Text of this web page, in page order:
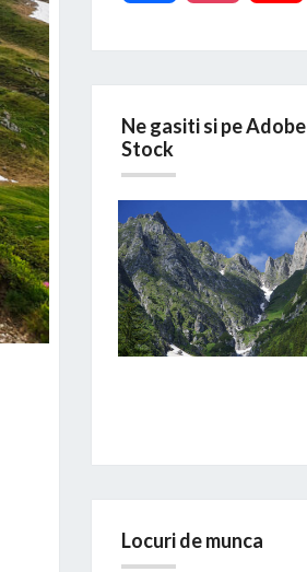
Ne gasiti si pe Adobe
Stock
Locuri de munca